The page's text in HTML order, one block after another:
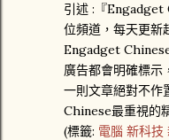
引述 :『Engadget
位頻道，每天更新
Engadget
廣告都會明確標示
一則文章絕對不作
Chinese最重視的
(標籤: 電腦 新科技